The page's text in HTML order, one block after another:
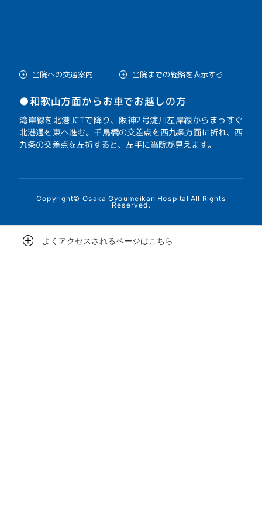
当院への交通案内 当院までの経路を表示する
●和歌山方面からお車でお越しの方
湾岸線を北港JCTで降り、阪神2号淀川左岸線からまっすぐ
北港通を東へ進む。千鳥橋の交差点を西九条方面に折れ、西
九条の交差点を左折すると、左手に当院が見えます。
Copyright© Osaka Gyoumeikan Hospital All Rights
Reserved.
よくアクセスされるページはこちら